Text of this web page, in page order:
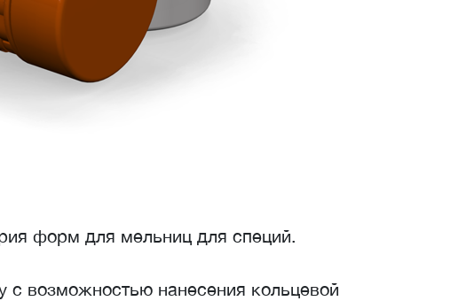
форм для мельниц для специй.
возможностью нанесения кольцевой